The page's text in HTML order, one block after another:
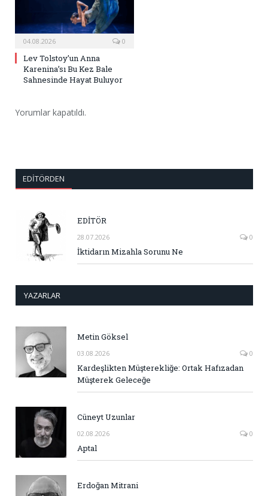
04.08.2026 0
Lev Tolstoy’un Anna
Karenina’sı Bu Kez Bale
Sahnesinde Hayat Buluyor
Yorumlar kapatıldı.
EDITÖRDEN
EDİTÖR
28.07.2026 0
İktidarın Mizahla Sorunu Ne
YAZARLAR
Metin Göksel
03.08.2026 0
Kardeşlikten Müşterekliğe: Ortak Hafızadan
Müşterek Geleceğe
Cüneyt Uzunlar
02.08.2026 0
Aptal
Erdoğan Mitrani